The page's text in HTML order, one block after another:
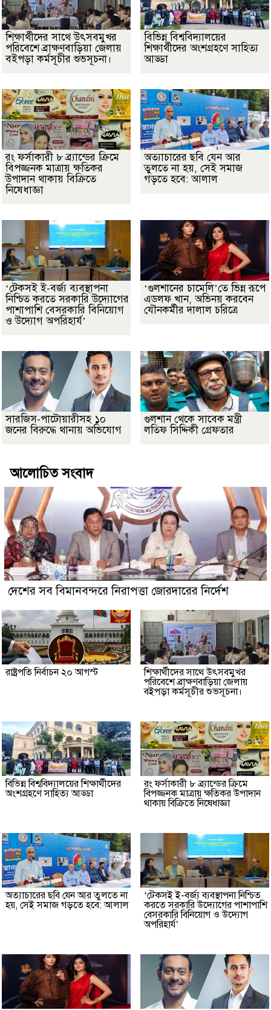
শিক্ষার্থীদের সাথে উৎসবমুখর
পরিবেশে ব্রাক্ষণবাড়িয়া জেলায়
বইপড়া কর্মসূচীর শুভসূচনা।
বিভিন্ন বিশ্ববিদ্যালয়ের
শিক্ষার্থীদের অংশগ্রহণে সাহিত্য
আড্ডা
রং ফর্সাকারী ৮ ব্র্যান্ডের ক্রিমে
বিপজ্জনক মাত্রায় ক্ষতিকর
উপাদান থাকায় বিক্রিতে
নিষেধাজ্ঞা
অত্যাচারের ছবি যেন আর
তুলতে না হয়, সেই সমাজ
গড়তে হবে: আলাল
‘টেকসই ই-বর্জ্য ব্যবস্থাপনা
নিশ্চিত করতে সরকারি উদ্যোগের
পাশাপাশি বেসরকারি বিনিয়োগ
ও উদ্যোগ অপরিহার্য’
‘গুলশানের চামেলি’তে ভিন্ন রূপে
এডলফ খান, অভিনয় করবেন
যৌনকর্মীর দালাল চরিত্রে
সারজিস-পাটোয়ারীসহ ১০
জনের বিরুদ্ধে থানায় অভিযোগ
গুলশান থেকে সাবেক মন্ত্রী
লতিফ সিদ্দিকী গ্রেফতার
আলোচিত সংবাদ
দেশের সব বিমানবন্দরে নিরাপত্তা জোরদারের নির্দেশ
রাষ্ট্রপতি নির্বাচন ২০ আগস্ট
শিক্ষার্থীদের সাথে উৎসবমুখর
পরিবেশে ব্রাক্ষণবাড়িয়া জেলায়
বইপড়া কর্মসূচীর শুভসূচনা।
বিভিন্ন বিশ্ববিদ্যালয়ের শিক্ষার্থীদের
অংশগ্রহণে সাহিত্য আড্ডা
রং ফর্সাকারী ৮ ব্র্যান্ডের ক্রিমে
বিপজ্জনক মাত্রায় ক্ষতিকর উপাদান
থাকায় বিক্রিতে নিষেধাজ্ঞা
অত্যাচারের ছবি যেন আর তুলতে না
হয়, সেই সমাজ গড়তে হবে: আলাল
‘টেকসই ই-বর্জ্য ব্যবস্থাপনা নিশ্চিত
করতে সরকারি উদ্যোগের পাশাপাশি
বেসরকারি বিনিয়োগ ও উদ্যোগ
অপরিহার্য’